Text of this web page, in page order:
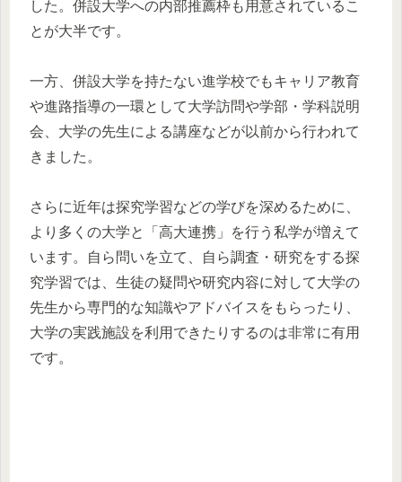
した。併設大学への内部推薦枠も用意されているこ
とが大半です。
一方、併設大学を持たない進学校でもキャリア教育
や進路指導の一環として大学訪問や学部・学科説明
会、大学の先生による講座などが以前から行われて
きました。
さらに近年は探究学習などの学びを深めるために、
より多くの大学と「高大連携」を行う私学が増えて
います。自ら問いを立て、自ら調査・研究をする探
究学習では、生徒の疑問や研究内容に対して大学の
先生から専門的な知識やアドバイスをもらったり、
大学の実践施設を利用できたりするのは非常に有用
です。